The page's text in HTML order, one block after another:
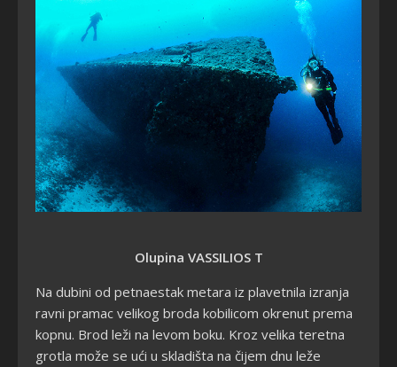
Olupina VASSILIOS T
Na dubini od petnaestak metara iz plavetnila izranja
ravni pramac velikog broda kobilicom okrenut prema
kopnu. Brod leži na levom boku. Kroz velika teretna
grotla može se ući u skladišta na čijem dnu leže